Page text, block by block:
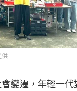
供
變遷，年輕一代